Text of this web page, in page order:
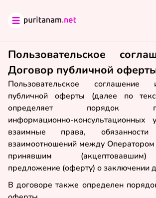
Пользовательское
Договор публичной
Пользовательское
публичной оферты (далее по
определяет порядок
информационно-консультационных
взаимные права,
взаимоотношений между
принявшим
предложение (оферту) о заключении
В договоре также определен